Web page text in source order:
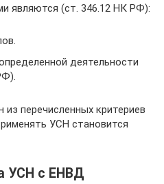
являются (ст. 346.12 НК РФ):
деятельности
перечисленных критериев
УСН становится
УСН с ЕНВД